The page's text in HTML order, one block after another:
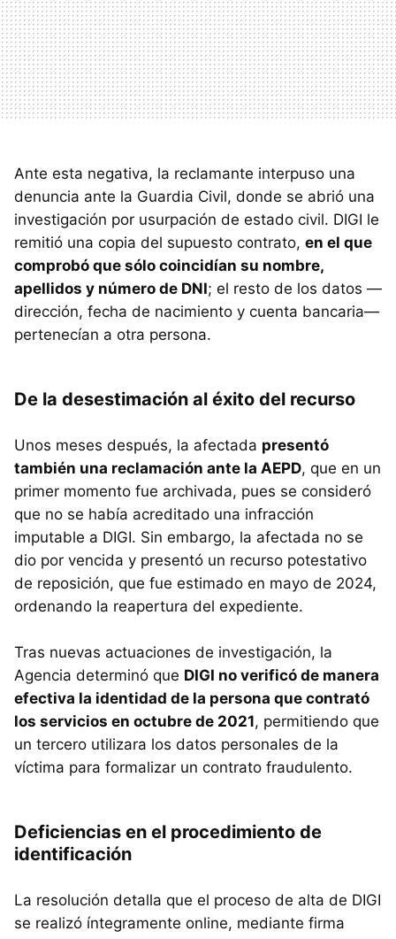
Ante esta negativa, la reclamante interpuso una
denuncia ante la Guardia Civil, donde se abrió una
investigación por usurpación de estado civil. DIGI le
remitió una copia del supuesto contrato, en el que
comprobó que sólo coincidían su nombre,
apellidos y número de DNI; el resto de los datos —
dirección, fecha de nacimiento y cuenta bancaria—
pertenecían a otra persona.
De la desestimación al éxito del recurso
Unos meses después, la afectada presentó
también una reclamación ante la AEPD, que en un
primer momento fue archivada, pues se consideró
que no se había acreditado una infracción
imputable a DIGI. Sin embargo, la afectada no se
dio por vencida y presentó un recurso potestativo
de reposición, que fue estimado en mayo de 2024,
ordenando la reapertura del expediente.
Tras nuevas actuaciones de investigación, la
Agencia determinó que DIGI no verificó de manera
efectiva la identidad de la persona que contrató
los servicios en octubre de 2021, permitiendo que
un tercero utilizara los datos personales de la
víctima para formalizar un contrato fraudulento.
Deficiencias en el procedimiento de
identificación
La resolución detalla que el proceso de alta de DIGI
se realizó íntegramente online, mediante firma